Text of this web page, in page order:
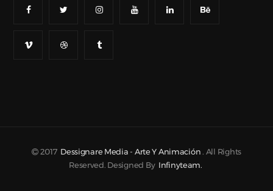
2017 Dessignare Media - Arte Y Animación . All Rights
Reserved. Designed By
Infinyteam.